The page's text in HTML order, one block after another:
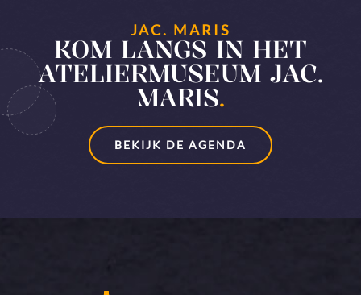
JAC. MARIS
KOM LANGS IN HET
ATELIERMUSEUM JAC.
MARIS.
BEKIJK DE AGENDA